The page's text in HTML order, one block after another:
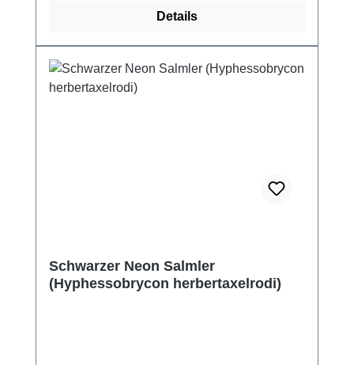
Details
Schwarzer Neon Salmler
(Hyphessobrycon herbertaxelrodi)